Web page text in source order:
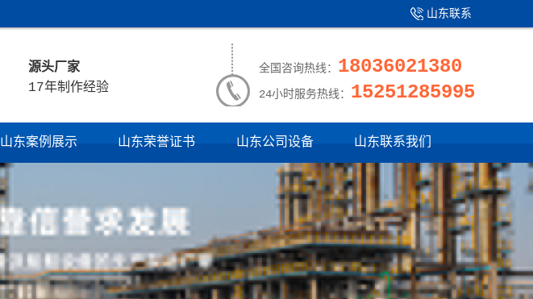
山东联系
源头厂家
17年制作经验
全国咨询热线： 18036021380
24小时服务热线： 15251285995
山东案例展示 山东荣誉证书 山东公司设备 山东联系我们